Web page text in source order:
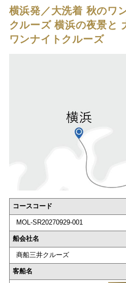
横浜発／大洗着 秋のワ
クルーズ横浜の夜景と
ワンナイトクルーズ
コースコード
MOL-SR20270929-001
船会社名
商船三井クルーズ
客船名